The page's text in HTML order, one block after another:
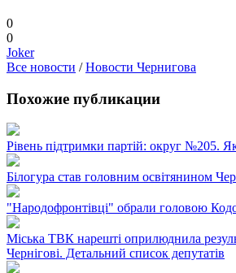
0
0
Joker
Все новости /Новости Чернигова
Похожие публикации
Рівень підтримки партій: округ №205.
Білогура став головним освітянином
"Народофронтівці" обрали головою
Міська ТВК нарешті оприлюднила
Чернігові. Детальний список депутатів